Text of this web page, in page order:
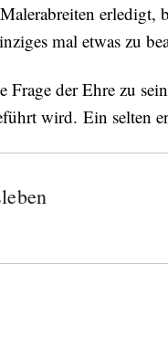
mal etwas zu
Frage der Ehre zu
wird. Ein selten